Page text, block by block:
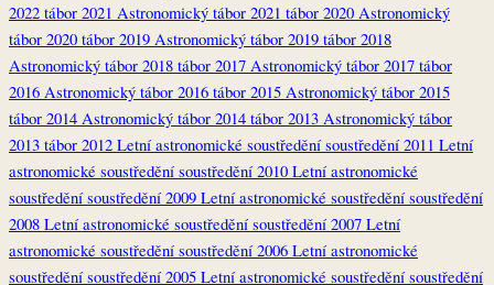
2022 tábor 2021 Astronomický tábor 2021 tábor 2020 Astronomický
tábor 2020 tábor 2019 Astronomický tábor 2019 tábor 2018
Astronomický tábor 2018 tábor 2017 Astronomický tábor 2017 tábor
2016 Astronomický tábor 2016 tábor 2015 Astronomický tábor 2015
tábor 2014 Astronomický tábor 2014 tábor 2013 Astronomický tábor
2013 tábor 2012 Letní astronomické soustředění soustředění 2011 Letní
astronomické soustředění soustředění 2010 Letní astronomické
soustředění soustředění 2009 Letní astronomické soustředění soustředění
2008 Letní astronomické soustředění soustředění 2007 Letní
astronomické soustředění soustředění 2006 Letní astronomické
soustředění soustředění 2005 Letní astronomické soustředění soustředění